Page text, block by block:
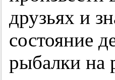
друзьях и
состояние
рыбалки на